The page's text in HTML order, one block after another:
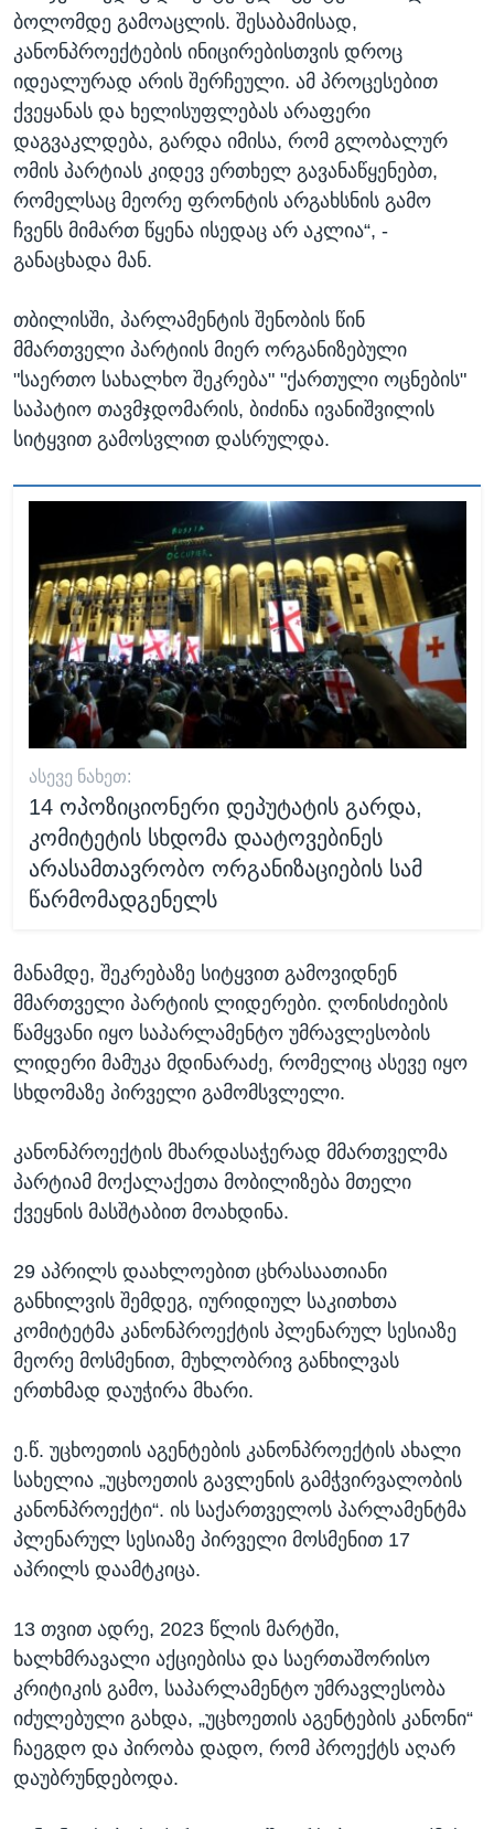
ბოლომდე გამოაცლის. შესაბამისად,
კანონპროექტების ინიცირებისთვის დროც
იდეალურად არის შერჩეული. ამ პროცესებით
ქვეყანას და ხელისუფლებას არაფერი
დაგვაკლდება, გარდა იმისა, რომ გლობალურ
ომის პარტიას კიდევ ერთხელ გავანაწყენებთ,
რომელსაც მეორე ფრონტის არგახსნის გამო
ჩვენს მიმართ წყენა ისედაც არ აკლია“, -
განაცხადა მან.
თბილისში, პარლამენტის შენობის წინ
მმართველი პარტიის მიერ ორგანიზებული
"საერთო სახალხო შეკრება" "ქართული ოცნების"
საპატიო თავმჯდომარის, ბიძინა ივანიშვილის
სიტყვით გამოსვლით დასრულდა.
ᲐᲡᲔᲕᲔ ᲜᲐᲮᲔᲗ:
14 ოპოზიციონერი დეპუტატის გარდა,
კომიტეტის სხდომა დაატოვებინეს
არასამთავრობო ორგანიზაციების სამ
წარმომადგენელს
მანამდე, შეკრებაზე სიტყვით გამოვიდნენ
მმართველი პარტიის ლიდერები. ღონისძიების
წამყვანი იყო საპარლამენტო უმრავლესობის
ლიდერი მამუკა მდინარაძე, რომელიც ასევე იყო
სხდომაზე პირველი გამომსვლელი.
კანონპროექტის მხარდასაჭერად მმართველმა
პარტიამ მოქალაქეთა მობილიზება მთელი
ქვეყნის მასშტაბით მოახდინა.
29 აპრილს დაახლოებით ცხრასაათიანი
განხილვის შემდეგ, იურიდიულ საკითხთა
კომიტეტმა კანონპროექტის პლენარულ სესიაზე
მეორე მოსმენით, მუხლობრივ განხილვას
ერთხმად დაუჭირა მხარი.
ე.წ. უცხოეთის აგენტების კანონპროექტის ახალი
სახელია „უცხოეთის გავლენის გამჭვირვალობის
კანონპროექტი“. ის საქართველოს პარლამენტმა
პლენარულ სესიაზე პირველი მოსმენით 17
აპრილს დაამტკიცა.
13 თვით ადრე, 2023 წლის მარტში,
ხალხმრავალი აქციებისა და საერთაშორისო
კრიტიკის გამო, საპარლამენტო უმრავლესობა
იძულებული გახდა, „უცხოეთის აგენტების კანონი“
ჩაეგდო და პირობა დადო, რომ პროექტს აღარ
დაუბრუნდებოდა.